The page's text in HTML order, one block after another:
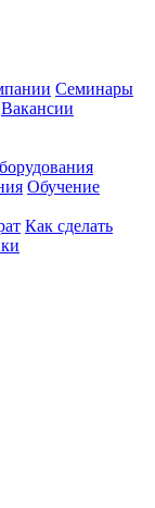
Семинары
Вакансии
Обучение
Как сделать